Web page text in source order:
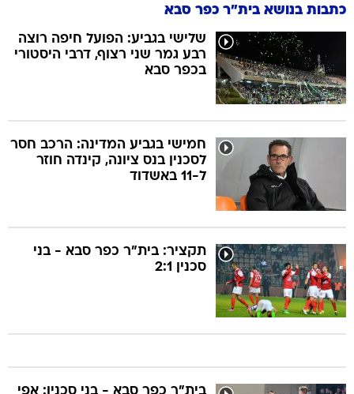
כתבות בנושא בית"ר כפר סבא
שלישי בגביע: הפועל חיפה רוצה
רבע גמר שני רצוף, דרבי היסטורי
בכפר סבא
חמישי בגביע המדינה: הרכב חסר
לסכנין בנס ציונה, קינדה חוזר
ל-11 באשדוד
תקציר: בית"ר כפר סבא - בני
סכנין 2:1
בית"ר כפר סבא - בני סכנין: אפי